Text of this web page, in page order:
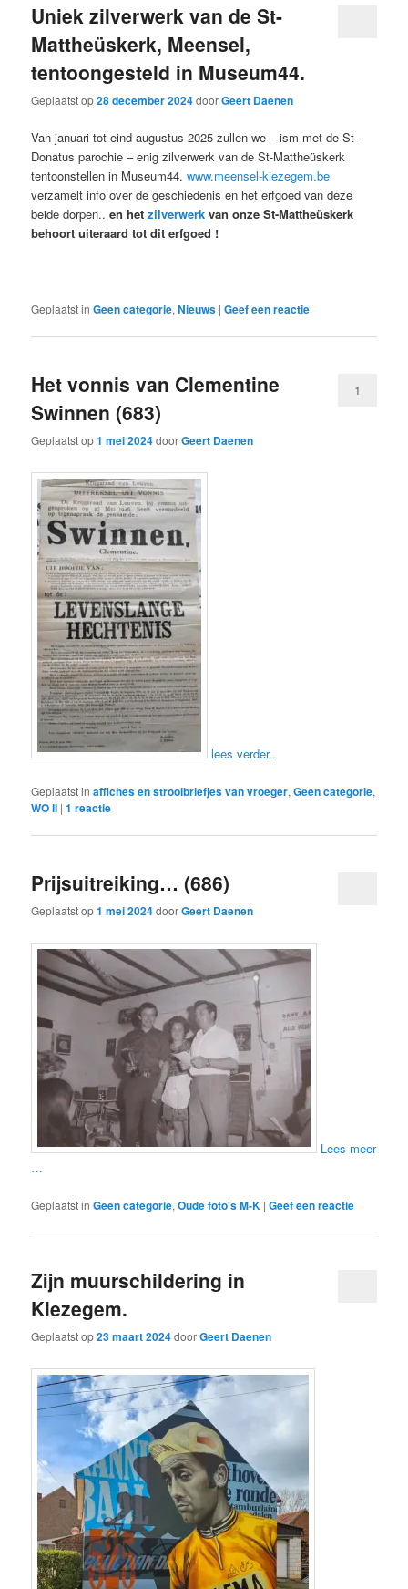
Uniek zilverwerk van de St-
Mattheüskerk, Meensel,
tentoongesteld in Museum44.
Geplaatst op28 december 2024doorGeert Daenen
Van januari tot eind augustus 2025 zullen we – ism met de St-
Donatus parochie – enig zilverwerk van de St-Mattheüskerk
tentoonstellen in Museum44.www.meensel-kiezegem.be
verzamelt info over de geschiedenis en het erfgoed van deze
beide dorpen..en hetzilverwerk van onze St-Mattheüskerk
behoort uiteraard tot dit erfgoed !
Geplaatst in Geen categorie,Nieuws |Geef een reactie
Het vonnis van Clementine
Swinnen (683)
Geplaatst op1 mei 2024doorGeert Daenen
1
lees verder..
Geplaatst in affiches en strooibriefjes van vroeger,Geen categorie,
WO II |1 reactie
Prijsuitreiking… (686)
Geplaatst op1 mei 2024doorGeert Daenen
Lees meer
…
Geplaatst in Geen categorie,Oude foto's M-K |Geef een reactie
Zijn muurschildering in
Kiezegem.
Geplaatst op23 maart 2024doorGeert Daenen